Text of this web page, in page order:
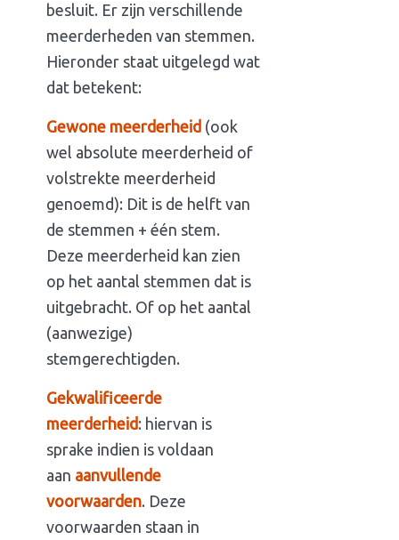
besluit. Er zijn verschillende
meerderheden van stemmen.
Hieronder staat uitgelegd wat
dat betekent:
Gewone meerderheid (ook
wel absolute meerderheid of
volstrekte meerderheid
genoemd): Dit is de helft van
de stemmen + één stem.
Deze meerderheid kan zien
op het aantal stemmen dat is
uitgebracht. Of op het aantal
(aanwezige)
stemgerechtigden.
Gekwalificeerde
meerderheid: hiervan is
sprake indien is voldaan
aan aanvullende
voorwaarden. Deze
voorwaarden staan in